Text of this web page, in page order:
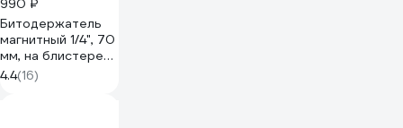
990 ₽
Битодержатель
магнитный 1/4", 70
мм, на блистере
Felo 03816594
4.4(16)